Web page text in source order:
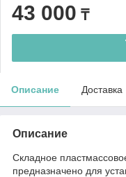
43 000 ₸
Описание Доставка
Описание
Складное
предназначено для